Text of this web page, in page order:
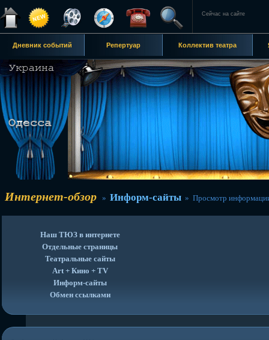
Сейчас на сайте
Дневник событий Репертуар Коллектив театра
Интернет-обзор » Информ-сайты » Просмотр
Наш ТЮЗ в интернете
Отдельные страницы
Театральные сайты
Art + Кино + TV
Информ-сайты
Обмен ссылками